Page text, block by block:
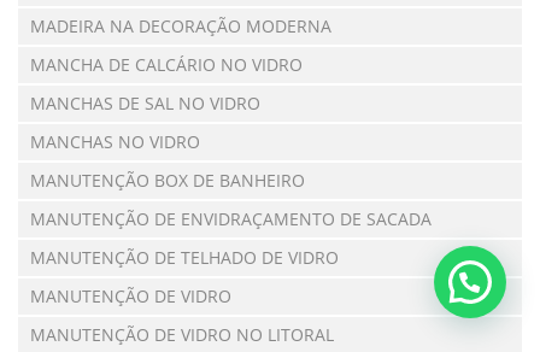
MADEIRA NA DECORAÇÃO MODERNA
MANCHA DE CALCÁRIO NO VIDRO
MANCHAS DE SAL NO VIDRO
MANCHAS NO VIDRO
MANUTENÇÃO BOX DE BANHEIRO
MANUTENÇÃO DE ENVIDRAÇAMENTO DE SACADA
MANUTENÇÃO DE TELHADO DE VIDRO
MANUTENÇÃO DE VIDRO
MANUTENÇÃO DE VIDRO NO LITORAL